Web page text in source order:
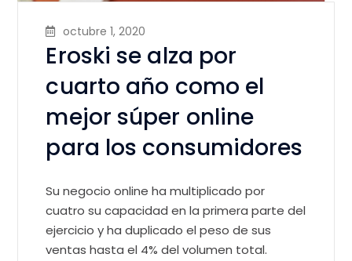
octubre 1, 2020
Eroski se alza por
cuarto año como el
mejor súper online
para los consumidores
Su negocio online ha multiplicado por
cuatro su capacidad en la primera parte del
ejercicio y ha duplicado el peso de sus
ventas hasta el 4% del volumen total.